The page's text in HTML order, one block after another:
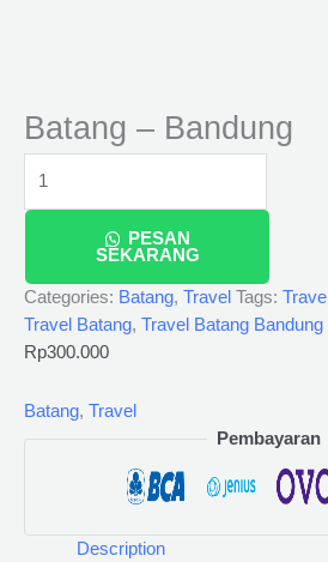
Batang – Bandung
PESAN
SEKARANG
Categories: Batang, Travel Tags: Travel
Travel Batang, Travel Batang Bandung
Rp300.000
Batang, Travel
Pembayaran
Description